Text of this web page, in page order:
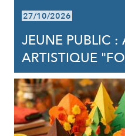
27/10/2026
JEUNE PUBLIC :
ARTISTIQUE